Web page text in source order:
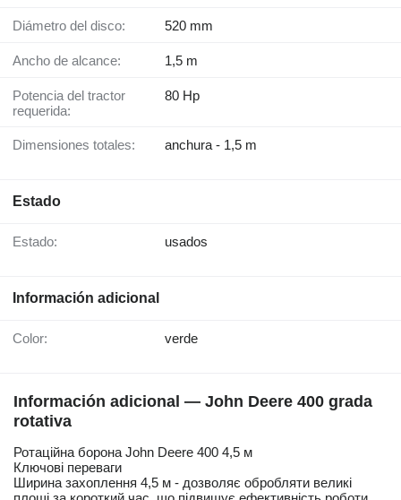
Diámetro del disco: 520 mm
Ancho de alcance: 1,5 m
Potencia del tractor
requerida:
80 Hp
Dimensiones totales: anchura - 1,5 m
Estado
Estado: usados
Información adicional
Color: verde
Información adicional — John Deere 400 grada
rotativa
Ротаційна борона John Deere 400 4,5 м
Ключові переваги
Ширина захоплення 4,5 м - дозволяє обробляти великі